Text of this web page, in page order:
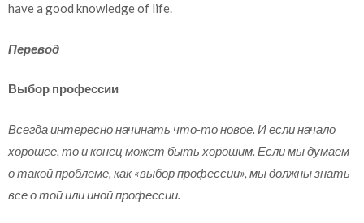
have a good knowledge of life.
Перевод
Выбор профессии
Всегда интересно начинать что-то новое. И если начало
хорошее, то и конец может быть хорошим. Если мы думаем
о такой проблеме, как «выбор профессии», мы должны знать
все о той или иной профессии.